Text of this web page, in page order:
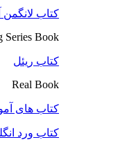
کتاب لانگمن
Series Book
کتاب ریئل
Real Book
کتاب های
کتاب ورد